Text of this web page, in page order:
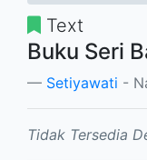
Text
Buku Seri
Setiyawati -
Tidak Tersedia